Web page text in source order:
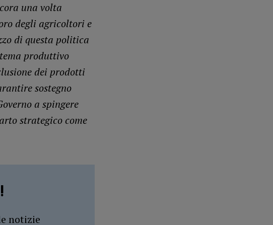
una volta
degli agricoltori e
di questa politica
produttivo
dei prodotti
sostegno
a spingere
strategico come
notizie